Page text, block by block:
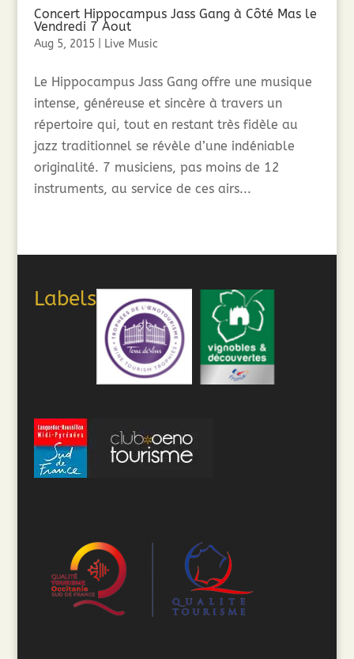
Concert Hippocampus Jass Gang à Côté Mas le
Vendredi 7 Aout
Aug 5, 2015| Live Music
Le Hippocampus Jass Gang offre une musique
intense, généreuse et sincère à travers un
répertoire qui, tout en restant très fidèle au
jazz traditionnel se révèle d’une indéniable
originalité. 7 musiciens, pas moins de 12
instruments, au service de ces airs...
Labels